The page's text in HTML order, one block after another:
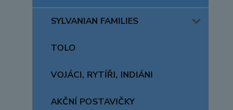
SYLVANIAN FAMILIES
TOLO
VOJÁCI, RYTÍŘI, INDIÁNI
AKČNÍ POSTAVIČKY